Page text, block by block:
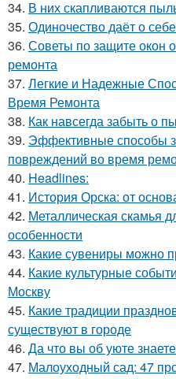
34. В них скапливаются
35. Одиночество даёт о
36. Советы по защите окон
ремонта
37. Легкие и Надежные
Время Ремонта
38. Как навсегда забыть о
39. Эффективные способы
повреждений во время
40. Headlines:
41. История Орска: от
42. Металлическая скамья
особенности
43. Какие сувениры можно
44. Какие культурные
Москву
45. Какие традиции
существуют в городе
46. Да что вы об уюте
47. Малоуходный сад: 47